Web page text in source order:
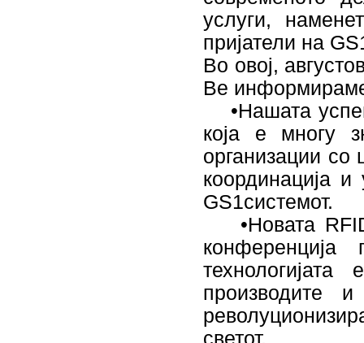
услуги,
пријатели на
Во овој,
Ве
•Нашата
која е многу
организации со
координација
GS1системот.
•Новата RFID
производите
светот.